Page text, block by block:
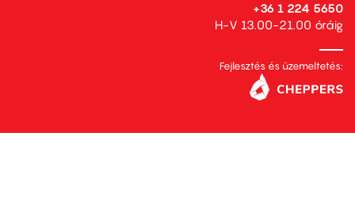
+36 1 224 5650
H-V 13.00-21.00 óráig
Fejlesztés és üzemeltetés: